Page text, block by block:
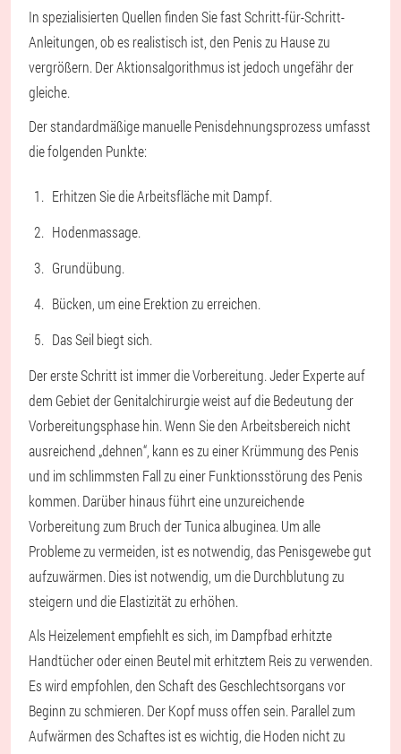
In spezialisierten Quellen finden Sie fast Schritt-für-Schritt-
Anleitungen, ob es realistisch ist, den Penis zu Hause zu
vergrößern. Der Aktionsalgorithmus ist jedoch ungefähr der
gleiche.
Der standardmäßige manuelle Penisdehnungsprozess umfasst
die folgenden Punkte:
Erhitzen Sie die Arbeitsfläche mit Dampf.
Hodenmassage.
Grundübung.
Bücken, um eine Erektion zu erreichen.
Das Seil biegt sich.
Der erste Schritt ist immer die Vorbereitung. Jeder Experte auf
dem Gebiet der Genitalchirurgie weist auf die Bedeutung der
Vorbereitungsphase hin. Wenn Sie den Arbeitsbereich nicht
ausreichend „dehnen“, kann es zu einer Krümmung des Penis
und im schlimmsten Fall zu einer Funktionsstörung des Penis
kommen. Darüber hinaus führt eine unzureichende
Vorbereitung zum Bruch der Tunica albuginea. Um alle
Probleme zu vermeiden, ist es notwendig, das Penisgewebe gut
aufzuwärmen. Dies ist notwendig, um die Durchblutung zu
steigern und die Elastizität zu erhöhen.
Als Heizelement empfiehlt es sich, im Dampfbad erhitzte
Handtücher oder einen Beutel mit erhitztem Reis zu verwenden.
Es wird empfohlen, den Schaft des Geschlechtsorgans vor
Beginn zu schmieren. Der Kopf muss offen sein. Parallel zum
Aufwärmen des Schaftes ist es wichtig, die Hoden nicht zu